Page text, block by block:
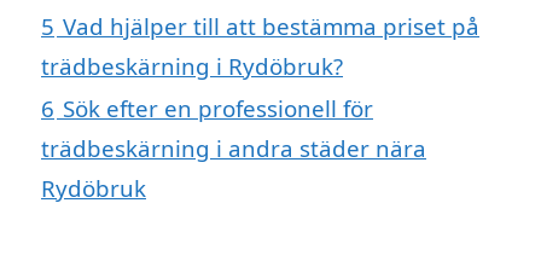
5 Vad hjälper till att bestämma priset på
trädbeskärning i Rydöbruk?
6 Sök efter en professionell för
trädbeskärning i andra städer nära
Rydöbruk